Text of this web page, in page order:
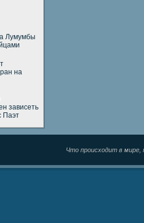
Лумумбы
на
зависеть
Паэт
Что происходит в мире,